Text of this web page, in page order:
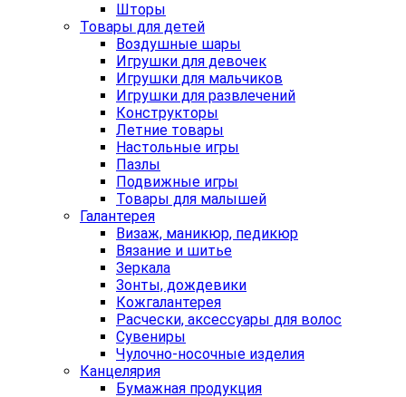
Шторы
Товары для детей
Воздушные шары
Игрушки для девочек
Игрушки для мальчиков
Игрушки для развлечений
Конструкторы
Летние товары
Настольные игры
Пазлы
Подвижные игры
Товары для малышей
Галантерея
Визаж, маникюр, педикюр
Вязание и шитье
Зеркала
Зонты, дождевики
Кожгалантерея
Расчески, аксессуары для волос
Сувениры
Чулочно-носочные изделия
Канцелярия
Бумажная продукция